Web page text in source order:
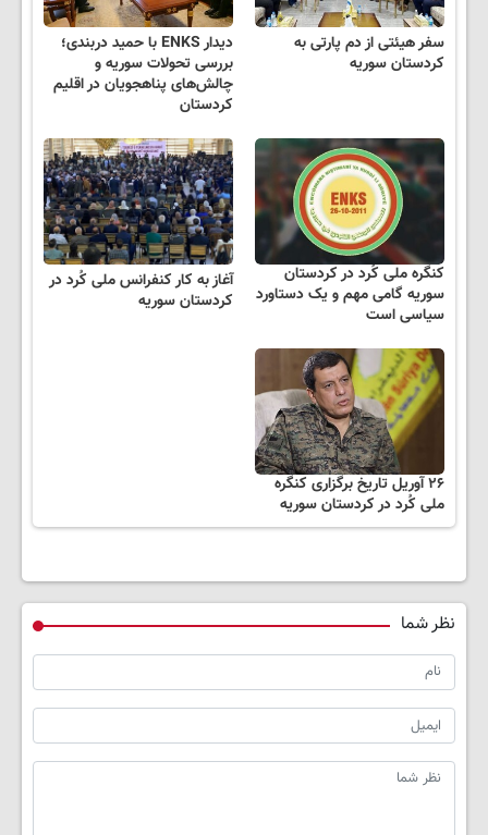
سفر هیئتی از دم پارتی به
کردستان سوریه
دیدار ENKS با حمید دربندی؛
بررسی تحولات سوریه و
چالش‌های پناهجویان در اقلیم
کردستان
کنگره ملی کُرد در کردستان
سوریه گامی مهم و یک دستاورد
سیاسی است
آغاز به کار کنفرانس ملی کُرد در
کردستان سوریه
۲۶ آوریل تاریخ برگزاری کنگره
ملی کُرد در کردستان سوریه
نظر شما